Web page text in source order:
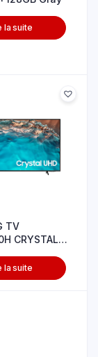
la suite
TV
CRYSTAL
la suite